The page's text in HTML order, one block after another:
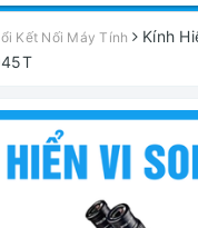
Kết Nối Máy Tính
Kính